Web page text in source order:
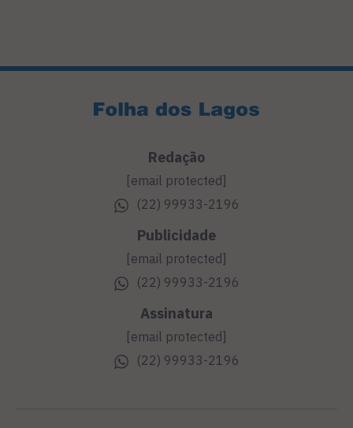
Redação
[email protected]
(22) 99933-2196
Publicidade
[email protected]
(22) 99933-2196
Assinatura
[email protected]
(22) 99933-2196